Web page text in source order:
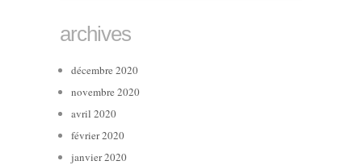
archives
décembre 2020
novembre 2020
avril 2020
février 2020
janvier 2020